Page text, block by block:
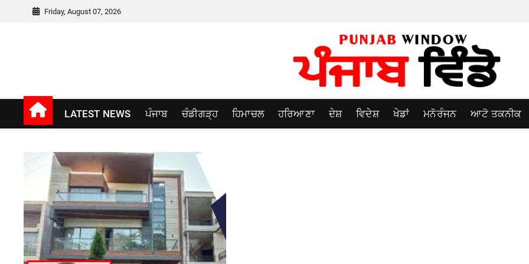
Friday, August 07, 2026
Punjab window
LATEST NEWS ਪੰਜਾਬ ਚੰਡੀਗੜ੍ਹ ਹਿਮਾਚਲ ਹਰਿਆਣਾ ਦੇਸ਼ ਵਿਦੇਸ਼ ਖੇਡਾਂ ਮਨੋਰੰਜਨ ਆਟੋ ਤਕਨੀਕ